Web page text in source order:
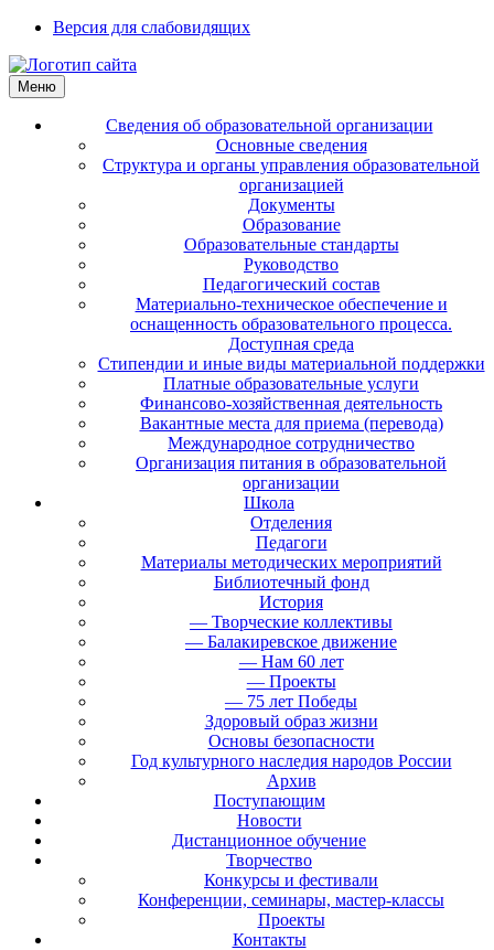
Версия для слабовидящих
Меню
Сведения об образовательной организации
Основные сведения
Структура и органы управления образовательной
организацией
Документы
Образование
Образовательные стандарты
Руководство
Педагогический состав
Материально-техническое обеспечение и
оснащенность образовательного процесса.
Доступная среда
Стипендии и иные виды материальной поддержки
Платные образовательные услуги
Финансово-хозяйственная деятельность
Вакантные места для приема (перевода)
Международное сотрудничество
Организация питания в образовательной
организации
Школа
Отделения
Педагоги
Материалы методических мероприятий
Библиотечный фонд
История
— Творческие коллективы
— Балакиревское движение
— Нам 60 лет
— Проекты
— 75 лет Победы
Здоровый образ жизни
Основы безопасности
Год культурного наследия народов России
Архив
Поступающим
Новости
Дистанционное обучение
Творчество
Конкурсы и фестивали
Конференции, семинары, мастер-классы
Проекты
Контакты